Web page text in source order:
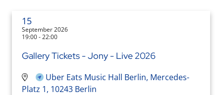
15
September 2026
19:00 - 22:00
Gallery Tickets - Jony - Live 2026
Uber Eats Music Hall Berlin, Mercedes-
Platz 1, 10243 Berlin